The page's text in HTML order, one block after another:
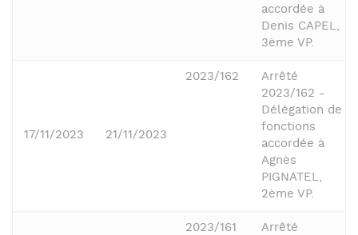
accordée à
Denis CAPEL,
3ème VP.
17/11/2023 21/11/2023
2023/162
Arrêté
2023/162 -
Délégation de
fonctions
accordée à
Agnès
PIGNATEL,
2ème VP.
2023/161
Arrêté